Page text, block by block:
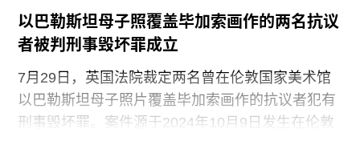
以巴勒斯坦母子照覆盖毕加索画作的两名抗议
者被判刑事毁坏罪成立
7月29日，英国法院裁定两名曾在伦敦国家美术馆
以巴勒斯坦母子照片覆盖毕加索画作的抗议者犯有
刑事毁坏罪。案件源于2024年10月9日发生在伦敦